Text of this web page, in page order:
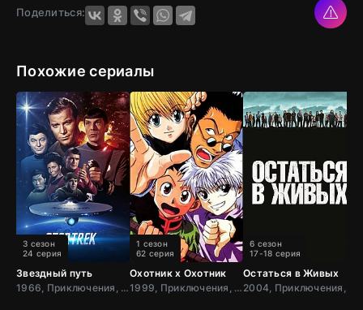
Поделиться:
Похожие сериалы
Звездный путь
1966, Приключения, Фантастика, Боевик, США
3 сезон
24 серия
Охотник х Охотник
1999, Приключения, Комедия, Япония
1 сезон
62 серия
Остаться в Живых
6 сезон
17-18 серия